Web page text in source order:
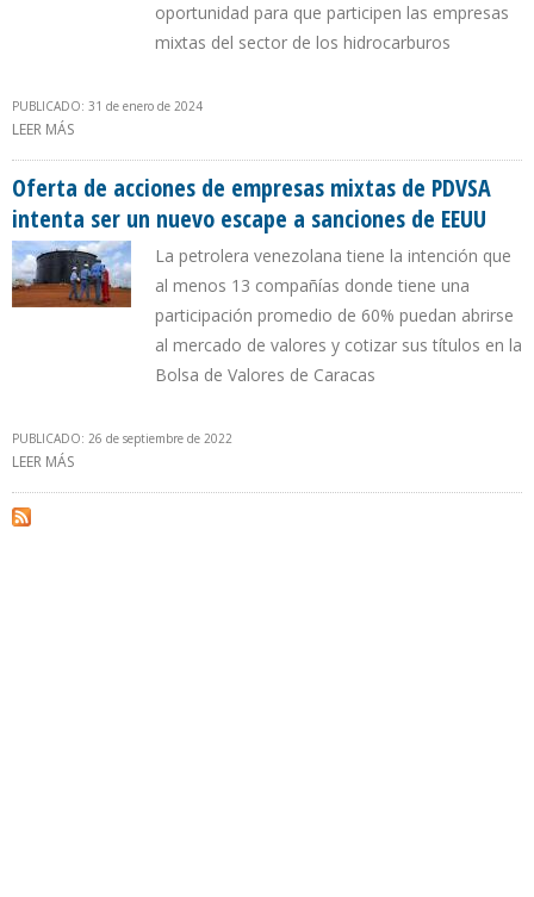
oportunidad para que participen las empresas
mixtas del sector de los hidrocarburos
PUBLICADO: 31 de enero de 2024
LEER MÁS
Oferta de acciones de empresas mixtas de PDVSA
intenta ser un nuevo escape a sanciones de EEUU
La petrolera venezolana tiene la intención que
al menos 13 compañías donde tiene una
participación promedio de 60% puedan abrirse
al mercado de valores y cotizar sus títulos en la
Bolsa de Valores de Caracas
PUBLICADO: 26 de septiembre de 2022
LEER MÁS